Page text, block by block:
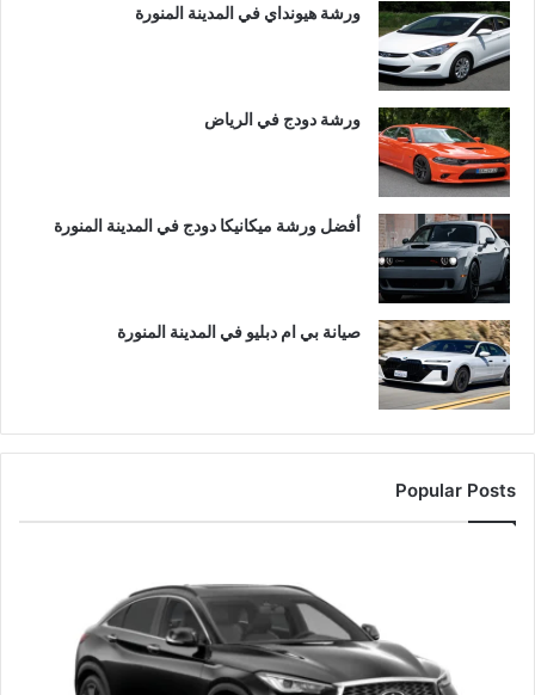
ورشة هيونداي في المدينة المنورة
ورشة دودج في الرياض
أفضل ورشة ميكانيكا دودج في المدينة المنورة
صيانة بي ام دبليو في المدينة المنورة
Popular Posts